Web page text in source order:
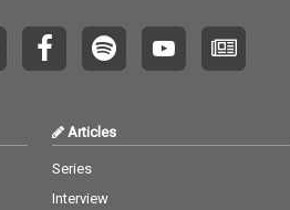
Articles
Series
Interview